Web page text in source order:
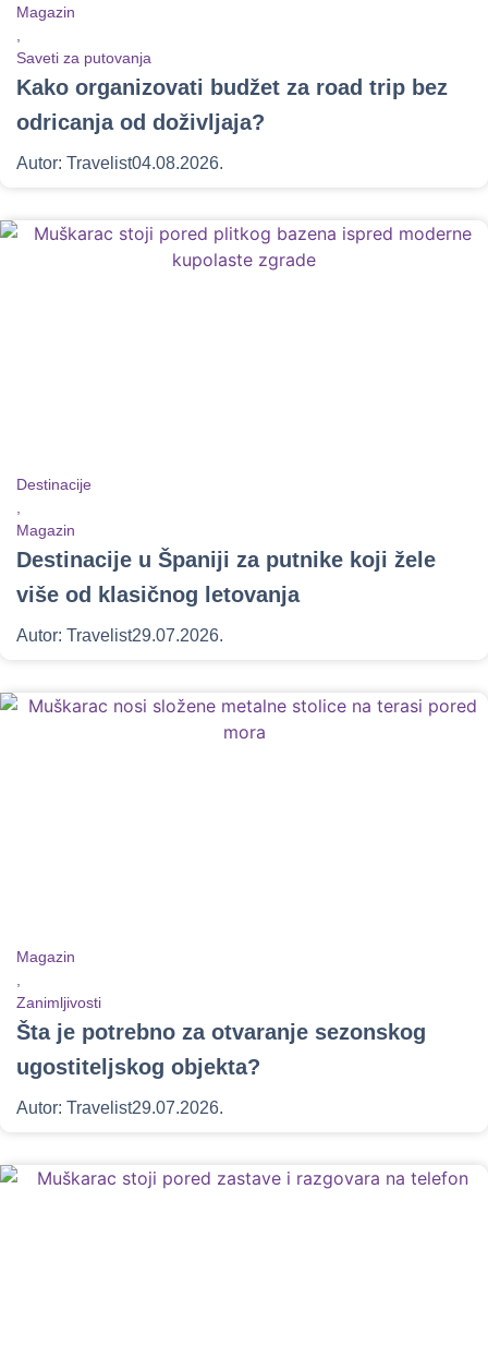
Magazin
Saveti za putovanja
Kako organizovati budžet za road trip bez
odricanja od doživljaja?
Autor: Travelist04.08.2026.
Destinacije
Magazin
Destinacije u Španiji za putnike koji žele
više od klasičnog letovanja
Autor: Travelist29.07.2026.
Magazin
Zanimljivosti
Šta je potrebno za otvaranje sezonskog
ugostiteljskog objekta?
Autor: Travelist29.07.2026.